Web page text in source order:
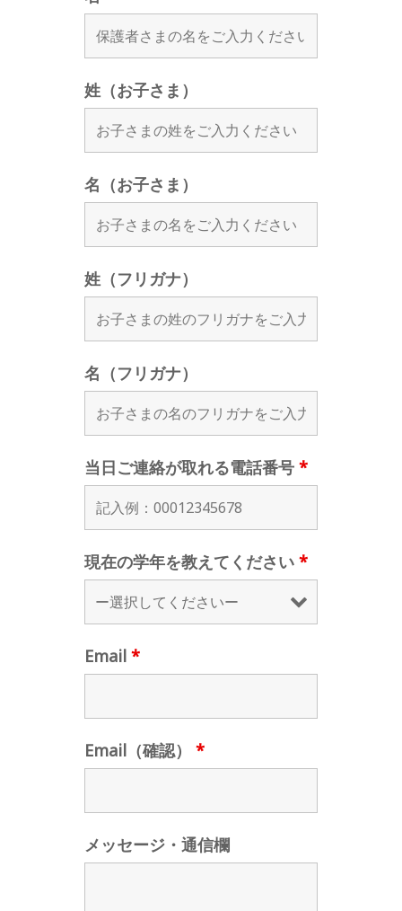
姓（お子さま）
名（お子さま）
姓（フリガナ）
名（フリガナ）
当日ご連絡が取れる電話番号 *
現在の学年を教えてください *
Email *
Email（確認） *
メッセージ・通信欄